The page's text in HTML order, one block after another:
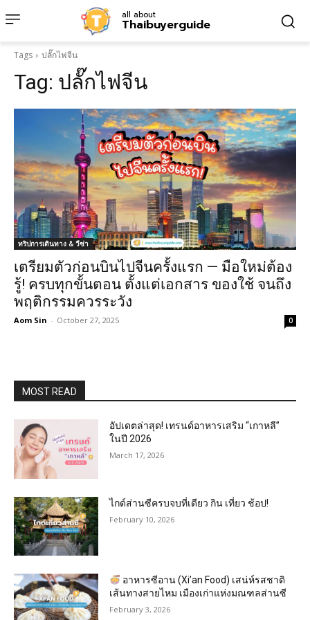
all about
Thaibuyerguide
Tags ปลั๊กไฟจีน
Tag: ปลั๊กไฟจีน
ทริปการเดินทาง & วีซ่า
เตรียมตัวก่อนบินไปจีนครั้งแรก — มือใหม่ต้อง
รู้! ครบทุกขั้นตอน ตั้งแต่เอกสาร ของใช้ จนถึง
พฤติกรรมควรระวัง
Aom Sin - October 27, 2025 0
MOST READ
อัปเดตล่าสุด! เทรนด์อาหารเสริม “เกาหลี”
ในปี 2026
March 17, 2026
ไกด์ส่านซีครบจบที่เดียว กิน เที่ยว ช้อป!
February 10, 2026
อาหารซีอาน (Xi’an Food) เสน่ห์รสชาติ
เส้นทางสายไหม เมืองเก่าแห่งมณฑลส่านซี
February 3, 2026